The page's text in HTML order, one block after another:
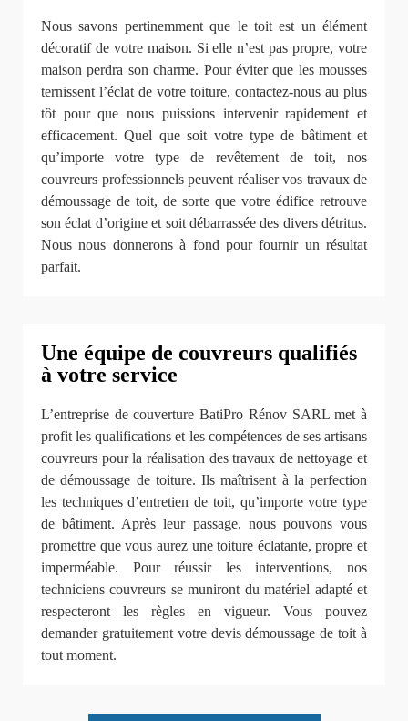
Nous savons pertinemment que le toit est un élément
décoratif de votre maison. Si elle n’est pas propre, votre
maison perdra son charme. Pour éviter que les mousses
ternissent l’éclat de votre toiture, contactez-nous au plus
tôt pour que nous puissions intervenir rapidement et
efficacement. Quel que soit votre type de bâtiment et
qu’importe votre type de revêtement de toit, nos
couvreurs professionnels peuvent réaliser vos travaux de
démoussage de toit, de sorte que votre édifice retrouve
son éclat d’origine et soit débarrassée des divers détritus.
Nous nous donnerons à fond pour fournir un résultat
parfait.
Une équipe de couvreurs qualifiés
à votre service
L’entreprise de couverture BatiPro Rénov SARL met à
profit les qualifications et les compétences de ses artisans
couvreurs pour la réalisation des travaux de nettoyage et
de démoussage de toiture. Ils maîtrisent à la perfection
les techniques d’entretien de toit, qu’importe votre type
de bâtiment. Après leur passage, nous pouvons vous
promettre que vous aurez une toiture éclatante, propre et
imperméable. Pour réussir les interventions, nos
techniciens couvreurs se muniront du matériel adapté et
respecteront les règles en vigueur. Vous pouvez
demander gratuitement votre devis démoussage de toit à
tout moment.